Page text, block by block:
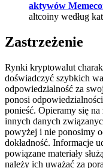
Register & Trade
Precious Metals
Trade Gold &
USDT New User
USDT Flexible
aktywów
altcoiny według
Zastrzeżenie
Rynki kryptowalut
doświadczyć szybkich
odpowiedzialność za
ponosi
ponieść. Opieramy się
innych danych
powyżej i nie ponosimy
dokładność. Informacje
powiązane materiały
należy ich uważać za